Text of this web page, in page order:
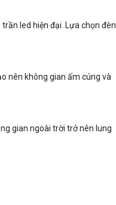
led hiện đại. Lựa chọn đèn
nên không gian ấm cúng và
gian ngoài trời trở nên lung